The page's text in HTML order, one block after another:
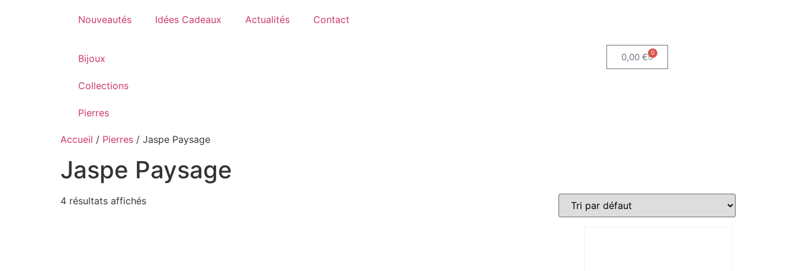
Nouveautés Idées Cadeaux Actualités Contact
Bijoux
Collections
Pierres
0,00 € 0
Accueil / Pierres / Jaspe Paysage
Jaspe Paysage
4 résultats affichés